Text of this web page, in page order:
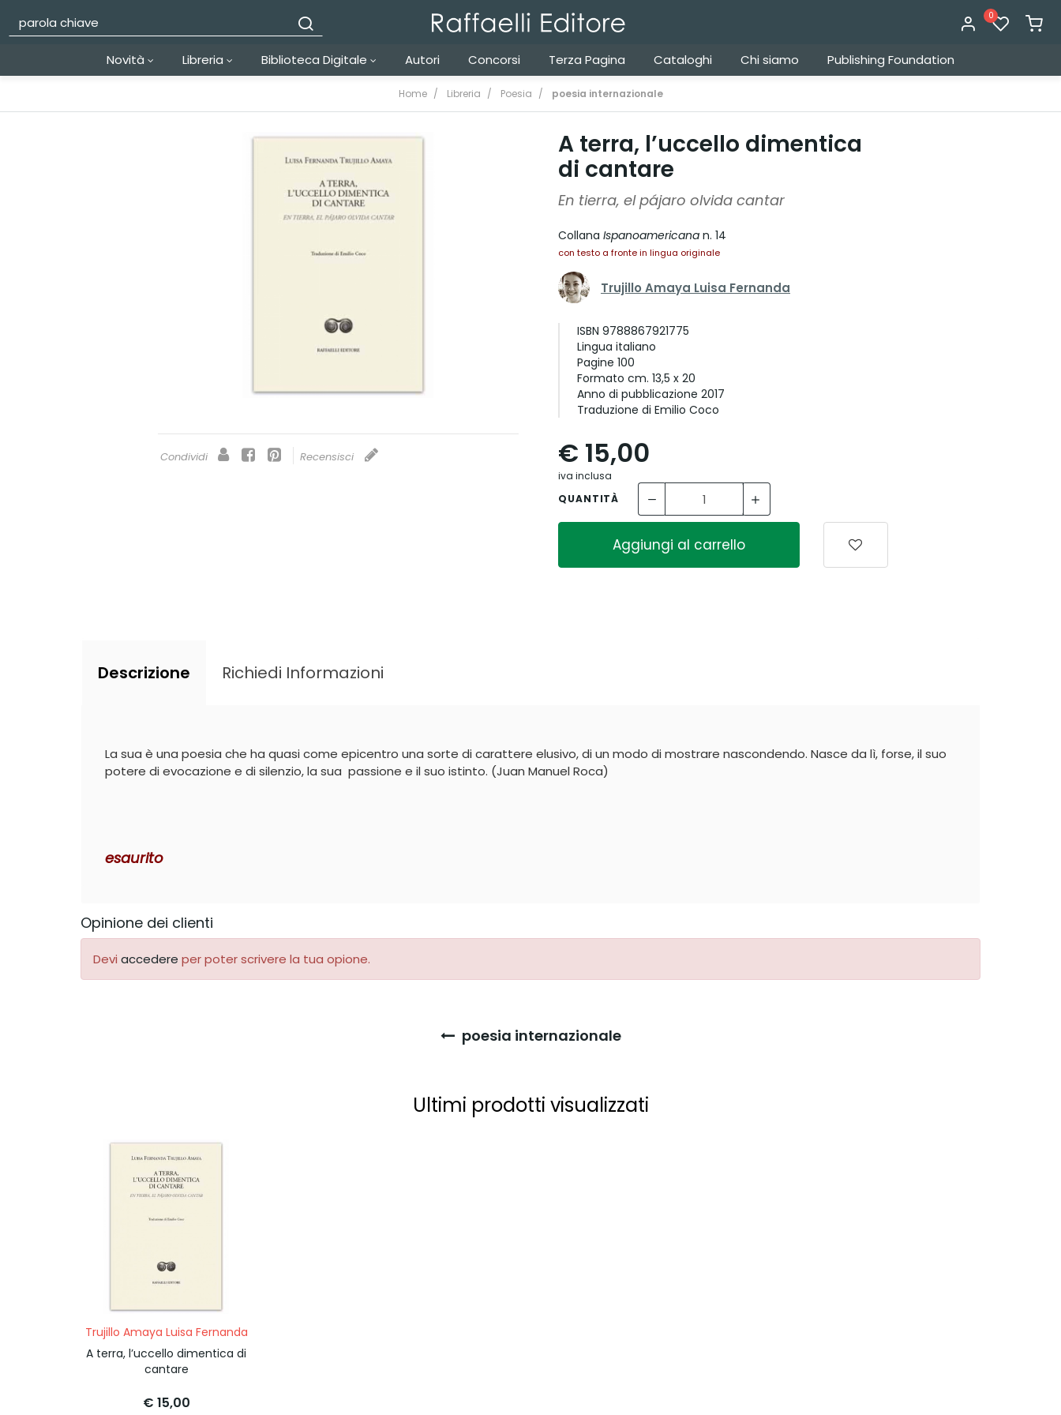
0
Novità Libreria Biblioteca Digitale Autori Concorsi Terza Pagina Cataloghi Chi siamo Publishing Foundation
Home Libreria Poesia poesia internazionale
Condividi Recensisci
A terra, l’uccello dimentica
di cantare
En tierra, el pájaro olvida cantar
Collana Ispanoamericana n. 14
con testo a fronte in lingua originale
Trujillo Amaya Luisa Fernanda
ISBN 9788867921775
Lingua italiano
Pagine 100
Formato cm. 13,5 x 20
Anno di pubblicazione 2017
Traduzione di Emilio Coco
€ 15,00
iva inclusa
QUANTITÀ
Aggiungi al carrello
Descrizione Richiedi Informazioni
La sua è una poesia che ha quasi come epicentro una sorte di carattere elusivo, di un modo di mostrare nascondendo. Nasce da lì, forse, il suo
potere di evocazione e di silenzio, la sua passione e il suo istinto. (Juan Manuel Roca)
esaurito
Opinione dei clienti
Devi accedere per poter scrivere la tua opione.
poesia internazionale
Ultimi prodotti visualizzati
Trujillo Amaya Luisa Fernanda
A terra, l’uccello dimentica di
cantare
€ 15,00